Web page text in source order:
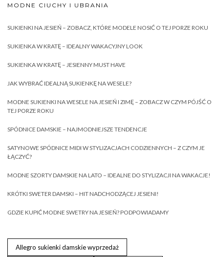
MODNE CIUCHY I UBRANIA
SUKIENKI NA JESIEŃ – ZOBACZ, KTÓRE MODELE NOSIĆ O TEJ PORZE ROKU
SUKIENKA W KRATĘ – IDEALNY WAKACYJNY LOOK
SUKIENKA W KRATĘ – JESIENNY MUST HAVE
JAK WYBRAĆ IDEALNĄ SUKIENKĘ NA WESELE?
MODNE SUKIENKI NA WESELE NA JESIEŃ I ZIMĘ – ZOBACZ W CZYM PÓJŚĆ O
TEJ PORZE ROKU
SPÓDNICE DAMSKIE – NAJMODNIEJSZE TENDENCJE
SATYNOWE SPÓDNICE MIDI W STYLIZACJACH CODZIENNYCH – Z CZYM JE
ŁĄCZYĆ?
MODNE SZORTY DAMSKIE NA LATO – IDEALNE DO STYLIZACJI NA WAKACJE!
KRÓTKI SWETER DAMSKI – HIT NADCHODZĄCEJ JESIENI!
GDZIE KUPIĆ MODNE SWETRY NA JESIEŃ? PODPOWIADAMY
Allegro sukienki damskie wyprzedaż